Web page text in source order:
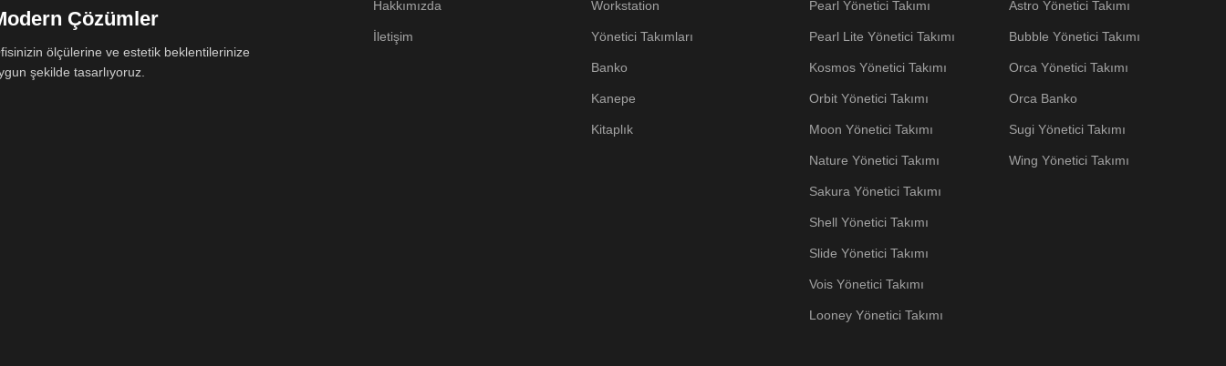
Çözümler
ölçülerine ve estetik beklentilerinize
şekilde tasarlıyoruz.
Hakkımızda
İletişim
Workstation
Yönetici Takımları
Banko
Kanepe
Kitaplık
Pearl Yönetici Takımı
Pearl Lite Yönetici Takımı
Kosmos Yönetici Takımı
Orbit Yönetici Takımı
Moon Yönetici Takımı
Nature Yönetici Takımı
Sakura Yönetici Takımı
Shell Yönetici Takımı
Slide Yönetici Takımı
Vois Yönetici Takımı
Looney Yönetici Takımı
Astro Yönetici Takımı
Bubble Yönetici Takımı
Orca Yönetici Takımı
Orca Banko
Sugi Yönetici Takımı
Wing Yönetici Takımı